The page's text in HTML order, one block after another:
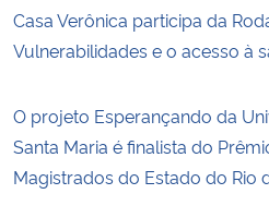
Casa Verônica participa da
Vulnerabilidades e o acesso à
O projeto Esperançando da
Santa Maria é finalista do
Magistrados do Estado do Rio